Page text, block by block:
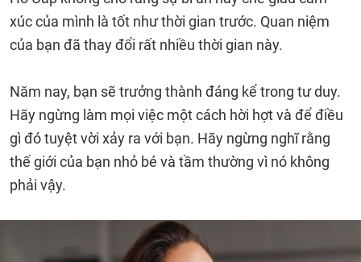
xúc của mình là tốt như thời gian trước. Quan niệm
của bạn đã thay đổi rất nhiều thời gian này.
Năm nay, bạn sẽ trưởng thành đáng kể trong tư duy.
Hãy ngừng làm mọi việc một cách hời hợt và để điều
gì đó tuyệt vời xảy ra với bạn. Hãy ngừng nghĩ rằng
thế giới của bạn nhỏ bé và tầm thường vì nó không
phải vậy.